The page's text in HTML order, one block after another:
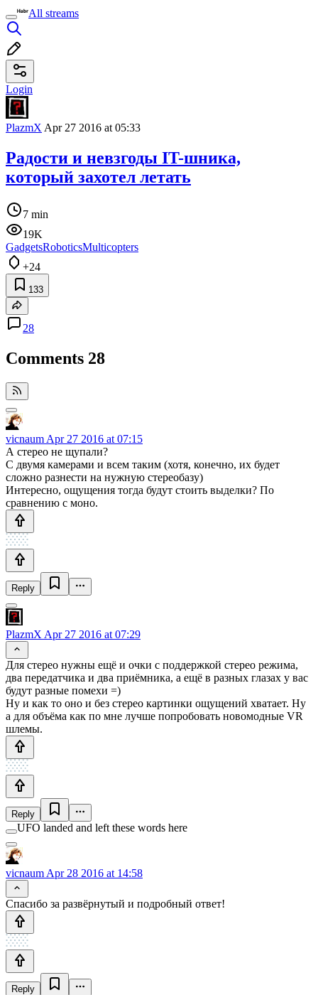
All streams
Login
PlazmX Apr 27 2016 at 05:33
Радости и невзгоды IT-шника,
который захотел летать
7 min
19K
GadgetsRoboticsMulticopters
+24
133
28
Comments 28
vicnaum Apr 27 2016 at 07:15
А стерео не щупали?
С двумя камерами и всем таким (хотя, конечно, их будет
сложно разнести на нужную стереобазу)
Интересно, ощущения тогда будут стоить выделки? По
сравнению с моно.
Reply
PlazmX Apr 27 2016 at 07:29
Для стерео нужны ещё и очки с поддержкой стерео режима,
два передатчика и два приёмника, а ещё в разных глазах у вас
будут разные помехи =)
Ну и как то оно и без стерео картинки ощущений хватает. Ну
а для объёма как по мне лучше попробовать новомодные VR
шлемы.
Reply
UFO landed and left these words here
vicnaum Apr 28 2016 at 14:58
Спасибо за развёрнутый и подробный ответ!
Reply